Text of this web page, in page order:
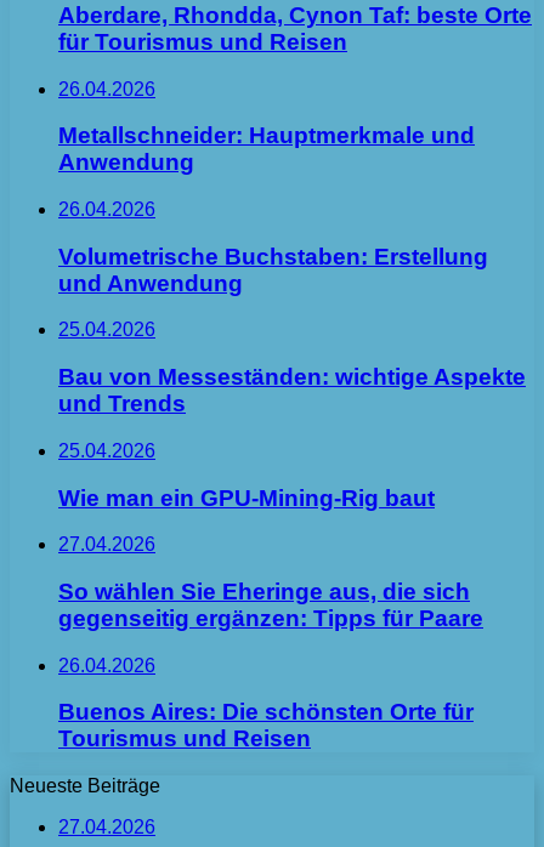
Aberdare, Rhondda, Cynon Taf: beste Orte
für Tourismus und Reisen
26.04.2026
Metallschneider: Hauptmerkmale und
Anwendung
26.04.2026
Volumetrische Buchstaben: Erstellung
und Anwendung
25.04.2026
Bau von Messeständen: wichtige Aspekte
und Trends
25.04.2026
Wie man ein GPU-Mining-Rig baut
27.04.2026
So wählen Sie Eheringe aus, die sich
gegenseitig ergänzen: Tipps für Paare
26.04.2026
Buenos Aires: Die schönsten Orte für
Tourismus und Reisen
Neueste Beiträge
27.04.2026